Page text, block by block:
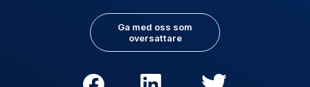
Ga med oss som
oversattare